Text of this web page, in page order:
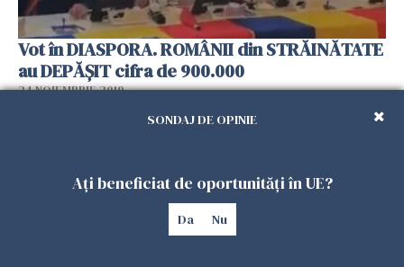
Vot în DIASPORA. ROMÂNII din STRĂINĂTATE
au DEPĂȘIT cifra de 900.000
24 NOIEMBRIE 2019
SONDAJ DE OPINIE
Ați beneficiat de oportunități în UE?
Da Nu